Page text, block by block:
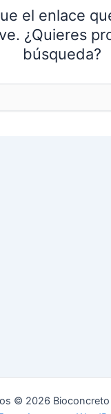
el enlace
¿Quieres
búsqueda?
© 2026